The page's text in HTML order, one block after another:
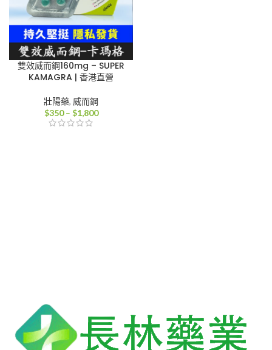
雙效威而鋼160mg – SUPER
KAMAGRA | 香港直營
壯陽藥, 威而鋼
$350 – $1,800價